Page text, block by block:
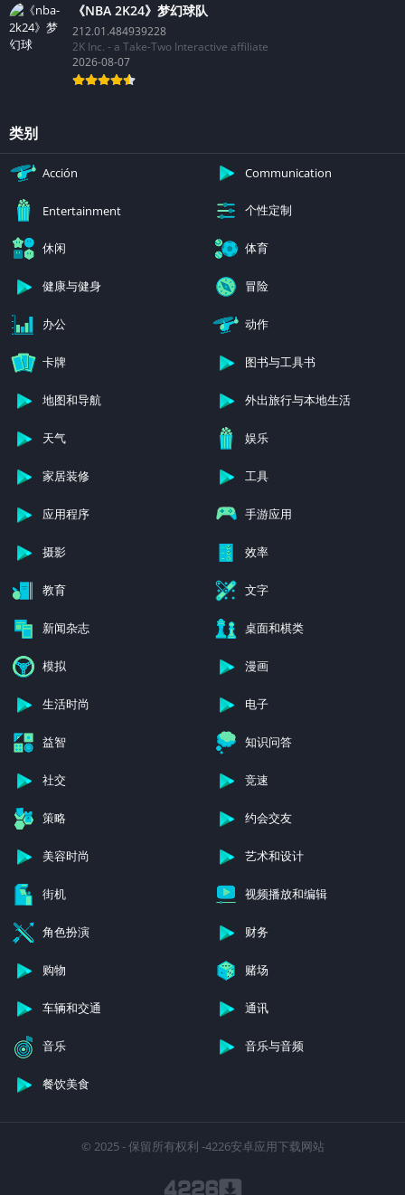
《NBA 2K24》梦幻球队
212.01.484939228
2K Inc. - a Take-Two Interactive affiliate
2026-08-07
类别
Acción Communication
Entertainment 个性定制
休闲 体育
健康与健身 冒险
办公 动作
卡牌 图书与工具书
地图和导航 外出旅行与本地生活
天气 娱乐
家居装修 工具
应用程序 手游应用
摄影 效率
教育 文字
新闻杂志 桌面和棋类
模拟 漫画
生活时尚 电子
益智 知识问答
社交 竞速
策略 约会交友
美容时尚 艺术和设计
街机 视频播放和编辑
角色扮演 财务
购物 赌场
车辆和交通 通讯
音乐 音乐与音频
餐饮美食
© 2025 - 保留所有权利 -4226安卓应用下载网站